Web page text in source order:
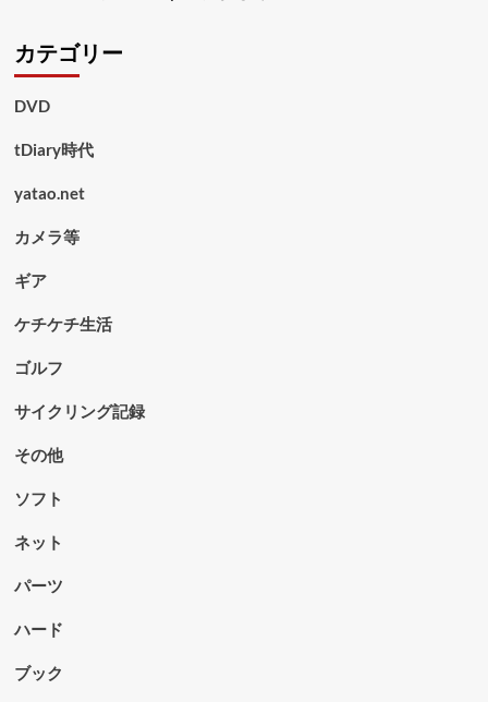
カテゴリー
DVD
tDiary時代
yatao.net
カメラ等
ギア
ケチケチ生活
ゴルフ
サイクリング記録
その他
ソフト
ネット
パーツ
ハード
ブック